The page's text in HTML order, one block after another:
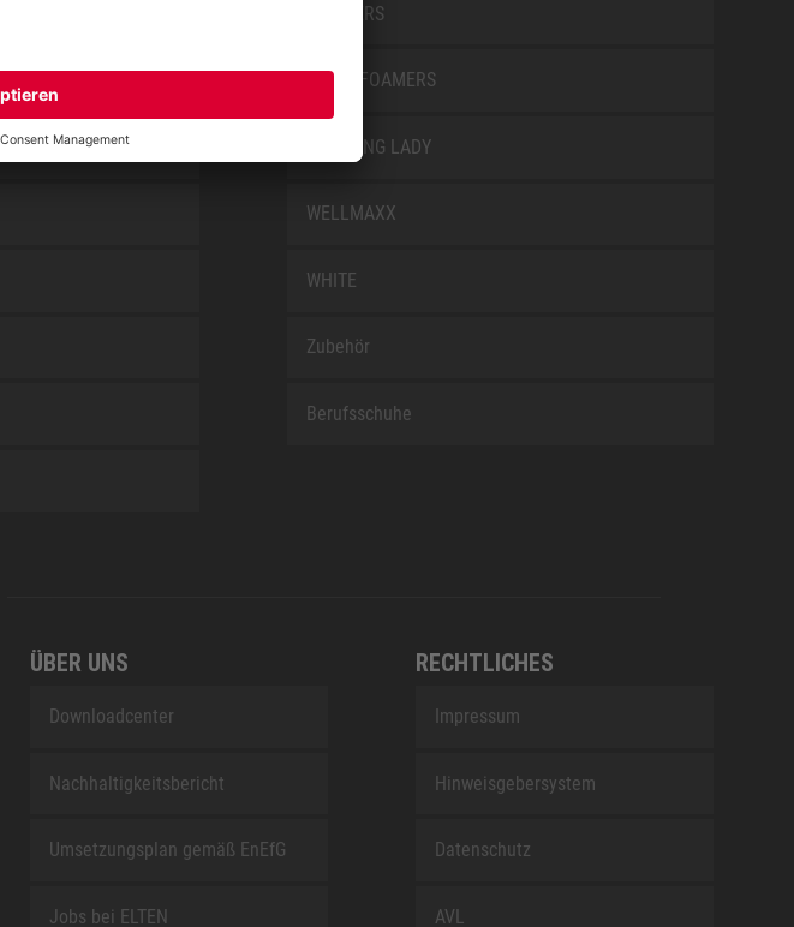
TRAINERS
TRANSFOAMERS
TREKKING LADY
WELLMAXX
WHITE
Zubehör
Berufsschuhe
ÜBER UNS
Downloadcenter
Nachhaltigkeitsbericht
Umsetzungsplan gemäß EnEfG
Jobs bei ELTEN
RECHTLICHES
Impressum
Hinweisgebersystem
Datenschutz
AVL